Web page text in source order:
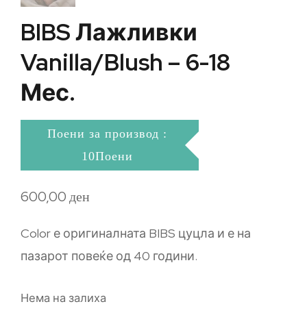
BIBS Лажливки
Vanilla/Blush – 6-18
Мес.
Поени за производ :
10Поени
600,00ден
Color е оригиналната BIBS цуцла и е на
пазарот повеќе од 40 години.
Нема на залиха